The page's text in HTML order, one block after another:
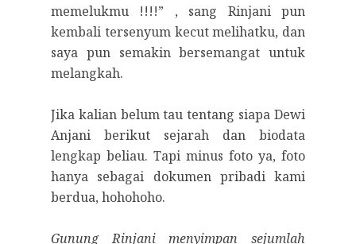
memelukmu !!!!” , sang Rinjani pun
kembali tersenyum kecut melihatku, dan
saya pun semakin bersemangat untuk
melangkah.
Jika kalian belum tau tentang siapa Dewi
Anjani berikut sejarah dan biodata
lengkap beliau. Tapi minus foto ya, foto
hanya sebagai dokumen pribadi kami
berdua, hohohoho.
Gunung Rinjani menyimpan sejumlah